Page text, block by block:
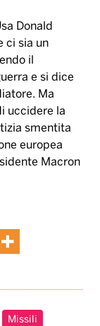
Donald
ci sia un
il
e si dice
Ma
uccidere la
smentita
europea
Macron
Missili